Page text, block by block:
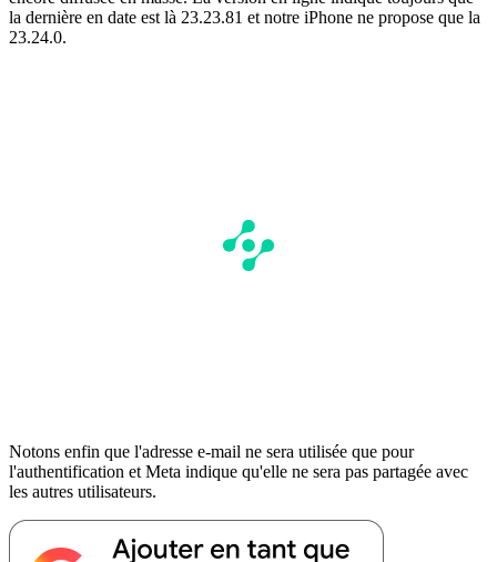
la dernière en date est là 23.23.81 et notre iPhone ne propose que la
23.24.0.
Notons enfin que l'adresse e-mail ne sera utilisée que pour
l'authentification et Meta indique qu'elle ne sera pas partagée avec
les autres utilisateurs.